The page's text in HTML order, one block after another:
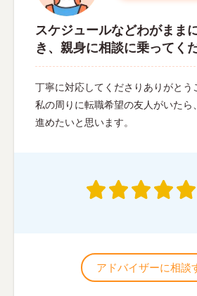
スケジュールなどわがまま
き、親身に相談に乗ってく
丁寧に対応してくださりありがとう
私の周りに転職希望の友人がいたら
進めたいと思います。
アドバイザーに相談